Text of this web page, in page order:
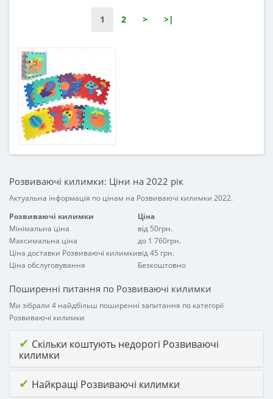
С рождения
Возрастная группа
От 0 лет
Материал
Комбинированный
1 2 > >|
Розвиваючі килимки: Ціни на 2022 рік
Актуальна інформація по цінам на Розвиваючі килимки 2022.
Розвиваючі килимки
Ціна
Мінімальна ціна
від 50грн.
Максимальна ціна
до 1 760грн.
Ціна доставки Розвиваючі килимкивід 45 грн.
Ціна обслуговування
Безкоштовно
Поширенні питання по Розвиваючі килимки
Ми зібрали 4 найдбільш поширенні запитання по категорії
Розвиваючі килимки
✔ Скільки коштують недорогі Розвиваючі
килимки
✔ Найкращі Розвиваючі килимки